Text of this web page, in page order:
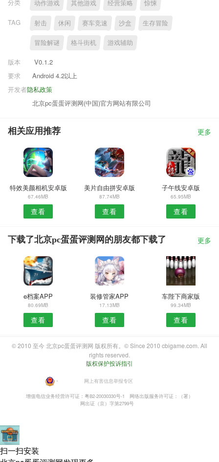
分类
动作游戏 其他游戏 经营策略 惊悚
TAG 射击 休闲 赛车竞速 沙盒 生存冒险
冒险解谜 格斗街机 游戏辅助
版本
V0.1.2
要求
Android 4.2以上
隐私政策
开发者
北京pc蛋蛋评测网(中国)官方网站有限公司
相关应用推荐 更多
特效美颜相机安卓版
67.46MB
查看
美片自由拼安卓版
87.74MB
查看
子午线安卓版
65.95MB
查看
下载了北京pc蛋蛋评测网的朋友都下载了 更多
e档案APP
80.69MB
查看
装修管家APP
17.13MB
查看
车陛下商家版
99.34MB
查看
© 2010 至今 北京pc蛋蛋评测网 版权所有。© Since 2010 cbigame.com. All
rights reserved.
版权保护投诉指引
・ 网上有害信息举报专区
增值电信业务经营许可证：粤B2-20030330号-1
网络出版服务许可证：（署）
网出证（京）字第2799号
扫一扫安装